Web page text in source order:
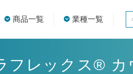
商品一覧 業種一覧
フレックス®